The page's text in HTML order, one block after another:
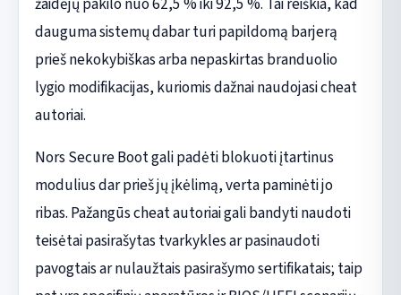
dauguma sistemų dabar turi papildomą barjerą
prieš nekokybiškas arba nepaskirtas branduolio
lygio modifikacijas, kuriomis dažnai naudojasi cheat
autoriai.
Nors Secure Boot gali padėti blokuoti įtartinus
modulius dar prieš jų įkėlimą, verta paminėti jo
ribas. Pažangūs cheat autoriai gali bandyti naudoti
teisėtai pasirašytas tvarkykles ar pasinaudoti
pavogtais ar nulaužtais pasirašymo sertifikatais; taip